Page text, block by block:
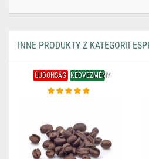
INNE PRODUKTY Z KATEGORII
ÚJDONSÁG KEDVEZMÉNY